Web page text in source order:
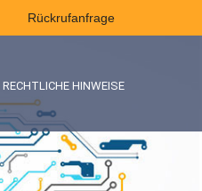
Rückrufanfrage
RECHTLICHE HINWEISE